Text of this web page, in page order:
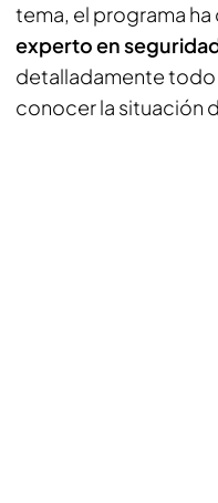
tema, el programa
experto en
detalladamente todo
conocer la situación